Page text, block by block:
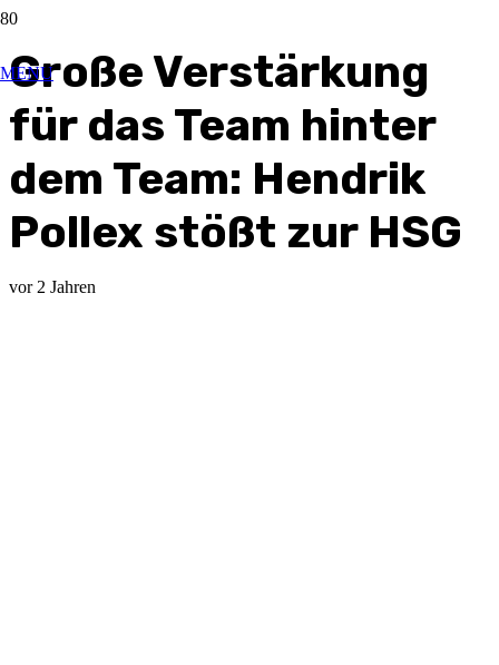
MENU
Große Verstärkung
für das Team hinter
dem Team: Hendrik
Pollex stößt zur HSG
vor 2 Jahren